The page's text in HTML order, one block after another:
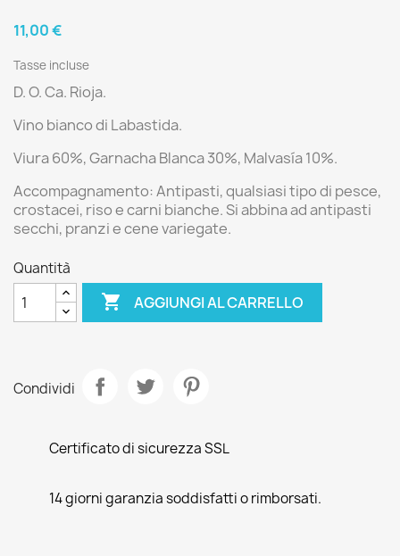
11,00 €
Tasse incluse
D. O. Ca. Rioja.
Vino bianco di Labastida.
Viura 60%, Garnacha Blanca 30%, Malvasía 10%.
Accompagnamento:Antipasti, qualsiasi tipo di pesce,
crostacei, riso e carni bianche.Si abbina ad antipasti
secchi, pranzi e cene variegate.
Quantità
 AGGIUNGI AL CARRELLO
Condividi
Certificato di sicurezza SSL
14 giorni garanzia soddisfatti o rimborsati.